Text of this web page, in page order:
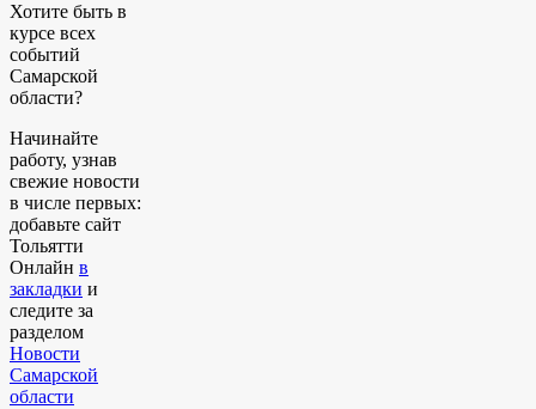
Хотите быть в
курсе всех
событий
Самарской
области?
Начинайте
работу, узнав
свежие новости
в числе первых:
добавьте сайт
Тольятти
Онлайн в
закладки и
следите за
разделом
Новости
Самарской
области